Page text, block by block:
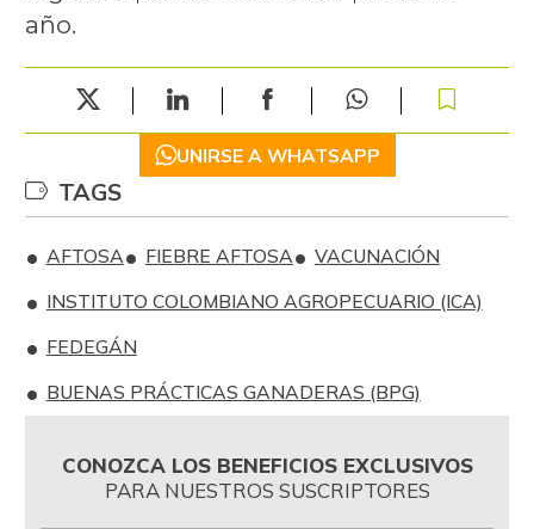
año.
UNIRSE A WHATSAPP
TAGS
AFTOSA FIEBRE AFTOSA
VACUNACIÓN
INSTITUTO COLOMBIANO AGROPECUARIO (ICA)
FEDEGÁN
BUENAS PRÁCTICAS GANADERAS (BPG)
CONOZCA LOS BENEFICIOS EXCLUSIVOS
PARA NUESTROS SUSCRIPTORES